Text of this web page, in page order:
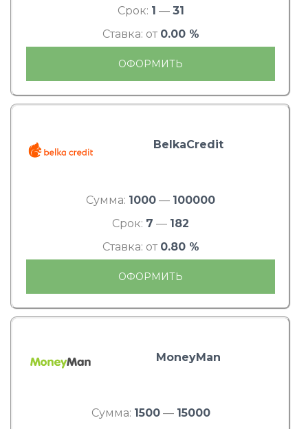
Срок: 1 — 31
Ставка: от 0.00 %
ОФОРМИТЬ
BelkaCredit
Сумма: 1000 — 100000
Срок: 7 — 182
Ставка: от 0.80 %
ОФОРМИТЬ
MoneyMan
Сумма: 1500— 15000